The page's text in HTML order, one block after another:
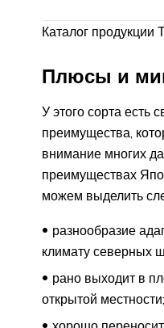
Каталог продукции
Плюсы и
У этого сорта есть
преимущества,
внимание многих
преимуществах
можем выделить
разнообразие
климату северных
рано выходит в
открытой местности;